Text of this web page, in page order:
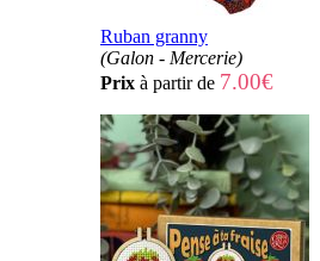
Ruban granny
(Galon - Mercerie)
Prix à partir de 7.00€